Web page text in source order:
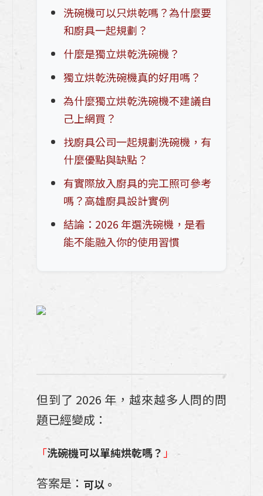
【03熱愛生活的人x TAKARA琺瑯廚具】
家庭可以渡過美好時光的生活
【02熱愛生活的人&TAKARA琺瑯廚具】三
代同堂全家歡
【01熱愛生活的人&TAKARA琺瑯廚具】在
退休之後懂得開始享受人生
什麼樣的室內設計適合我家呢?裝潢攻
略!!2025 空間設計案例，新屋/翻修/自地
自建裝潢攻略!!
颱風、梅雨季家裡潮濕發霉，家裡那些是黴
菌最愛的4大死角?
TAKARA琺瑯壁板不只能用在廚房！5種你
【高預算日式廚具規劃】從動線設計到家電
整合，Takara 博登如何為你量身訂製理想
《takara廚具尺寸大公開》：日式廚具足
元抽是什麼?７個琺瑯廚具使用心得
室內裝潢基礎知識：新手必備的設計術語，
一次了解20個常見裝修術語室內裝潢
系統櫃是什麼？一篇瞭解特色、系統櫃與木
洗碗機可以只烘乾嗎？為什麼要
和廚具一起規劃？
什麼是獨立烘乾洗碗機？
獨立烘乾洗碗機真的好用嗎？
為什麼獨立烘乾洗碗機不建議自
己上網買？
找廚具公司一起規劃洗碗機，有
什麼優點與缺點？
有實際放入廚具的完工照可參考
嗎？高雄廚具設計實例
結論：2026 年選洗碗機，是看
能不能融入你的使用習慣
但到了 2026 年，越來越多人問的問
題已經變成：
「洗碗機可以單純烘乾嗎？」
答案是： 可以。